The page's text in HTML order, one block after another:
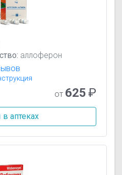
аллоферон
от 625₽
аптеках